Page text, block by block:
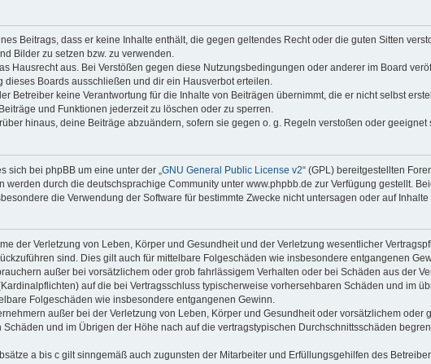
Beitrags, dass er keine Inhalte enthält, die gegen geltendes Recht oder die guten Sitten
Bilder zu setzen bzw. zu verwenden.
Hausrecht aus. Bei Verstößen gegen diese Nutzungsbedingungen oder anderer im Board
dieses Boards ausschließen und dir ein Hausverbot erteilen.
Betreiber keine Verantwortung für die Inhalte von Beiträgen übernimmt, die er nicht selbst
und Funktionen jederzeit zu löschen oder zu sperren.
hinaus, deine Beiträge abzuändern, sofern sie gegen o. g. Regeln verstoßen oder
sich bei phpBB um eine unter der „ GNU General Public License v2“ (GPL) bereitgestellten
werden durch die deutschsprachige Community unter www.phpbb.de zur Verfügung gestellt.
die Verwendung der Software für bestimmte Zwecke nicht untersagen oder auf Inhalte
der Verletzung von Leben, Körper und Gesundheit und der Verletzung wesentlicher
sind. Dies gilt auch für mittelbare Folgeschäden wie insbesondere entgangenen
außer bei vorsätzlichem oder grob fahrlässigem Verhalten oder bei Schäden aus der
auf die bei Vertragsschluss typischerweise vorhersehbaren Schäden und im
Folgeschäden wie insbesondere entgangenen Gewinn.
außer bei der Verletzung von Leben, Körper und Gesundheit oder vorsätzlichem
und im Übrigen der Höhe nach auf die vertragstypischen Durchschnittsschäden
a bis c gilt sinngemäß auch zugunsten der Mitarbeiter und Erfüllungsgehilfen des